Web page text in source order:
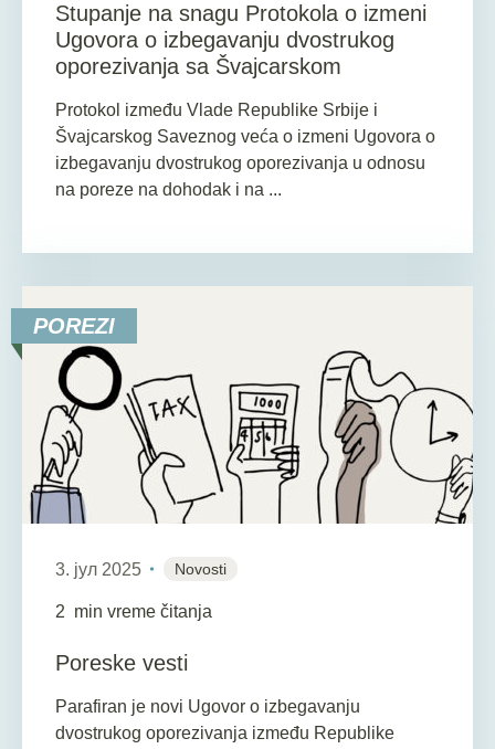
Stupanje na snagu Protokola o izmeni
Ugovora o izbegavanju dvostrukog
oporezivanja sa Švajcarskom
Protokol između Vlade Republike Srbije i
Švajcarskog Saveznog veća o izmeni Ugovora o
izbegavanju dvostrukog oporezivanja u odnosu
na poreze na dohodak i na ...
POREZI
3. јул 2025 Novosti
2 min vreme čitanja
Poreske vesti
Parafiran je novi Ugovor o izbegavanju
dvostrukog oporezivanja između Republike